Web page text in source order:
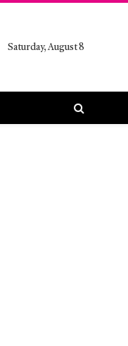
Saturday, August 8